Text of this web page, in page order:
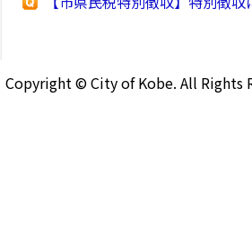
Copyright © City of Kobe. All Rights